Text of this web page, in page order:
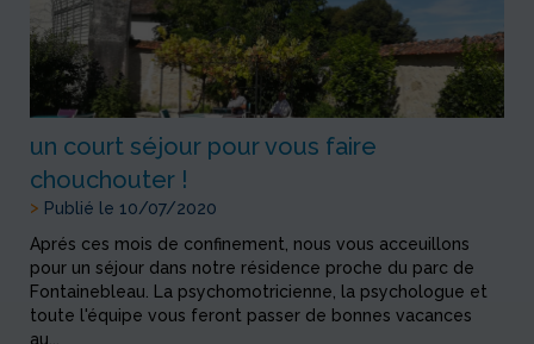
un court séjour pour vous faire
chouchouter !
> Publié le 10/07/2020
Aprés ces mois de confinement, nous vous acceuillons
pour un séjour dans notre résidence proche du parc de
Fontainebleau. La psychomotricienne, la psychologue et
toute l'équipe vous feront passer de bonnes vacances
au...